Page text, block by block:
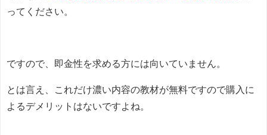
ってください。
ですので、即金性を求める方には向いていません。
とは言え、これだけ濃い内容の教材が無料ですので購入に
よるデメリットはないですよね。